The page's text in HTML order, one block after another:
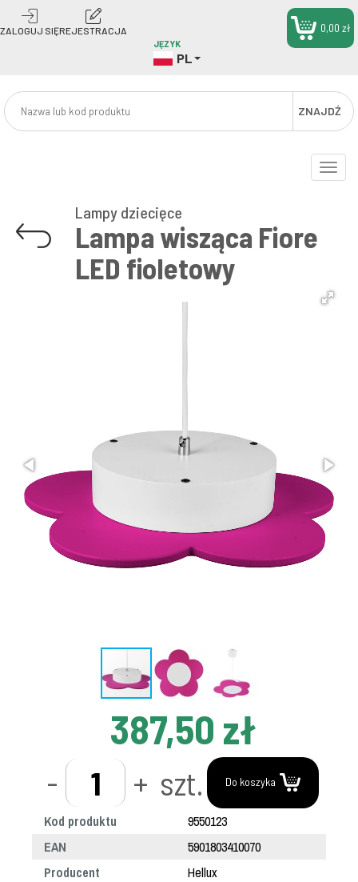
ZALOGUJ SIĘREJESTRACJA
JĘZYK
PL
ZNAJDŹ
0,00 zł
Toggle
Lampy dziecięce
Lampa wisząca Fiore
LED fioletowy
387,50 zł
- + szt. Do koszyka
Kod produktu
9550123
EAN
5901803410070
Producent
Hellux